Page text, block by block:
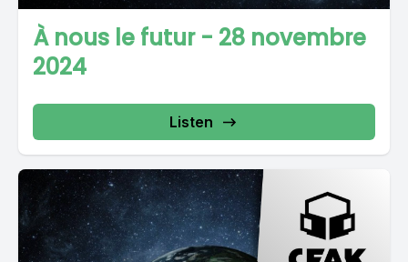
À nous le futur - 28 novembre
2024
Listen